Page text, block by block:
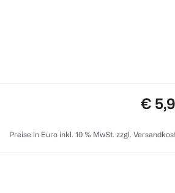
€
Preise in Euro inkl. 10 % MwSt. zzgl.